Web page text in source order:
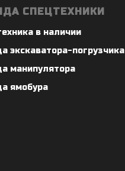
СПЕЦТЕХНИКИ
в наличии
экскаватора-погрузчика
манипулятора
ямобура